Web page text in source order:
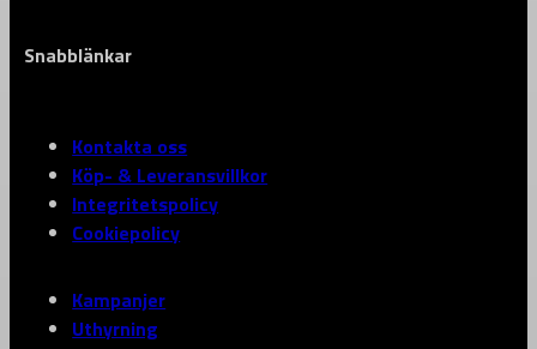
Snabblänkar
Kontakta oss
Köp- & Leveransvillkor
Integritetspolicy
Cookiepolicy
Kampanjer
Uthyrning